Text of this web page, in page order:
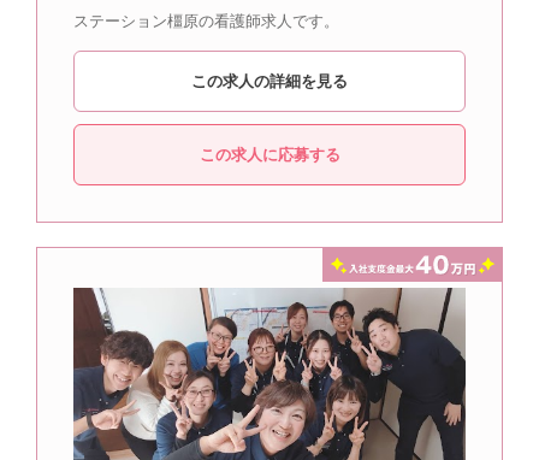
ステーション橿原の看護師求人です。
この求人の詳細を見る
この求人に応募する